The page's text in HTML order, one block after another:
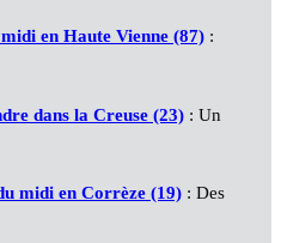
en Haute Vienne (87):
dans la Creuse (23): Un
midi en Corrèze (19): Des